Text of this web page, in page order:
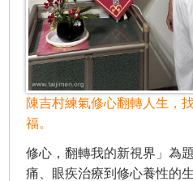
陳吉村練氣修心翻轉人生，
福。
修心，翻轉我的新視界」為
痛、眼疾治療到修心養性的